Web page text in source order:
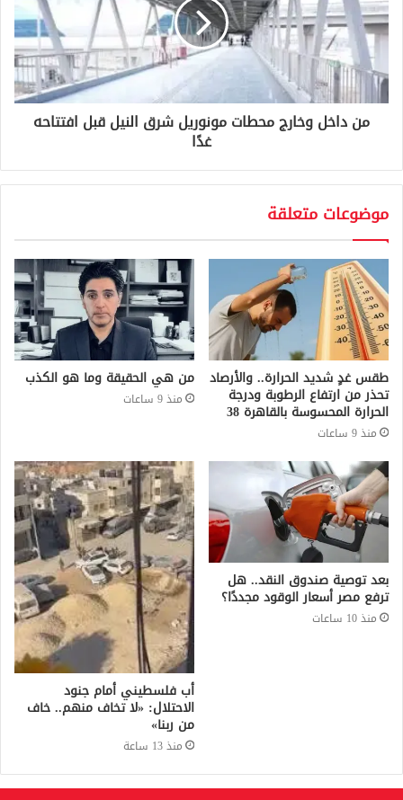
من داخل وخارج محطات مونوريل شرق النيل قبل افتتاحه
غدًا
موضوعات متعلقة
طقس غدٍ شديد الحرارة.. والأرصاد
تحذر من ارتفاع الرطوبة ودرجة
الحرارة المحسوسة بالقاهرة 38
منذ 9 ساعات
من هي الحقيقة وما هو الكذب
منذ 9 ساعات
بعد توصية صندوق النقد.. هل
ترفع مصر أسعار الوقود مجددًا؟
منذ 10 ساعات
أب فلسطيني أمام جنود
الاحتلال: «لا تخاف منهم.. خاف
من ربنا»
منذ 13 ساعة